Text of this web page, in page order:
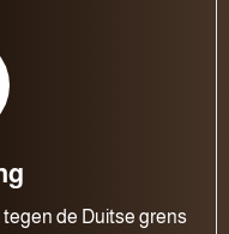
tegen de Duitse grens